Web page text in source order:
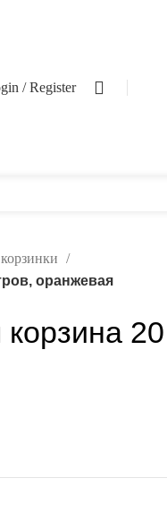
/ Register
оранжевая